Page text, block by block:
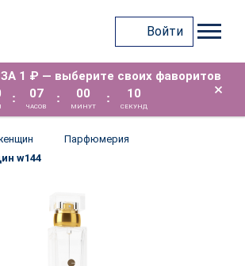
Войти
1 ₽ — выберите своих фаворитов
: 07
ЧАСОВ
: 00
МИНУТ
: 10
СЕКУНД
×
Парфюмерия
w144